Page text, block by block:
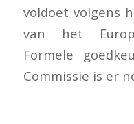
voldoet volgens
van het
Formele
Commissie is er